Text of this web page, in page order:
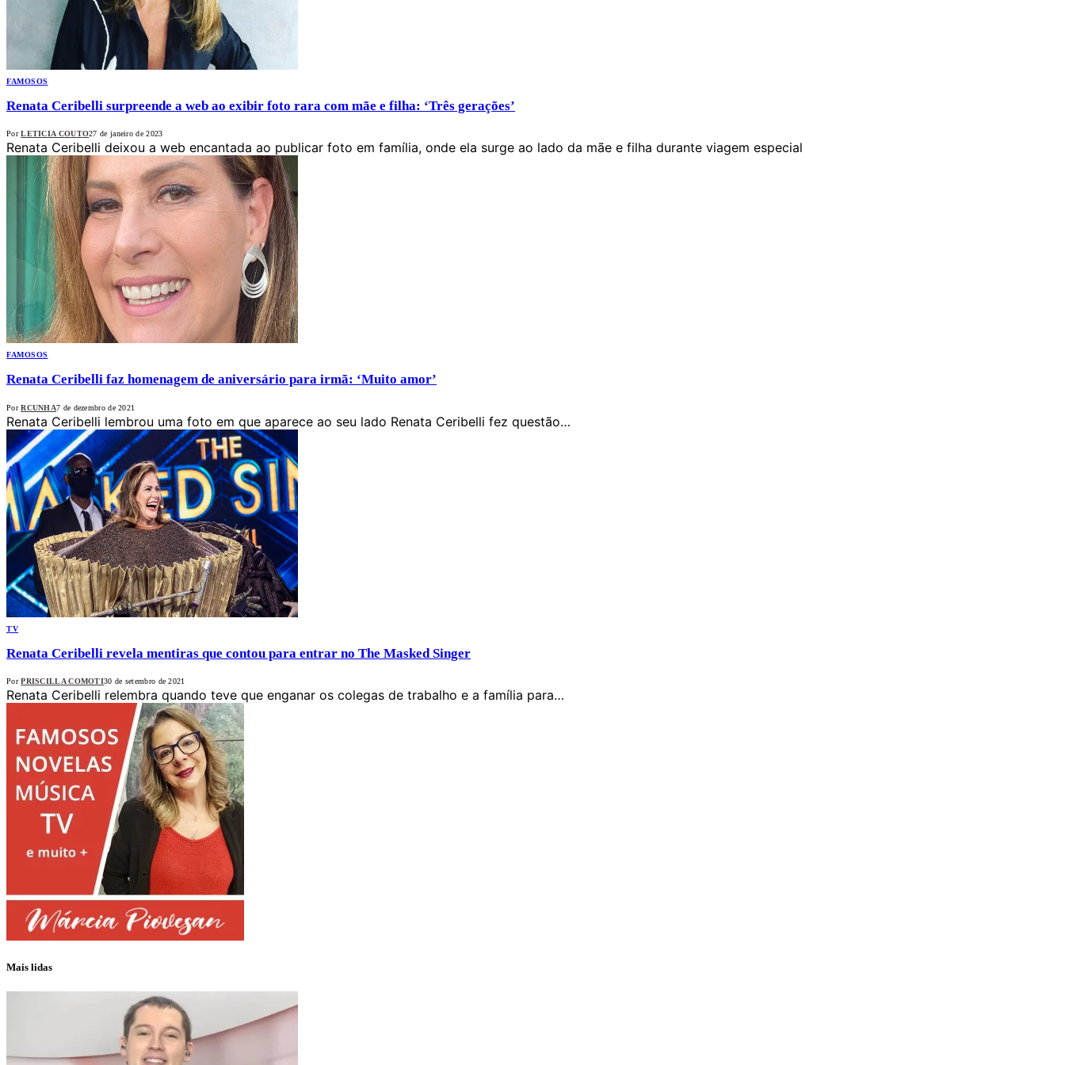
FAMOSOS
Renata Ceribelli surpreende a web ao exibir foto rara com mãe e filha: ‘Três gerações’
Por LETICIA COUTO27 de janeiro de 2023
Renata Ceribelli deixou a web encantada ao publicar foto em família, onde ela surge ao lado da mãe e filha durante viagem especial
FAMOSOS
Renata Ceribelli faz homenagem de aniversário para irmã: ‘Muito amor’
Por RCUNHA7 de dezembro de 2021
Renata Ceribelli lembrou uma foto em que aparece ao seu lado Renata Ceribelli fez questão…
TV
Renata Ceribelli revela mentiras que contou para entrar no The Masked Singer
Por PRISCILLA COMOTI30 de setembro de 2021
Renata Ceribelli relembra quando teve que enganar os colegas de trabalho e a família para…
Mais lidas